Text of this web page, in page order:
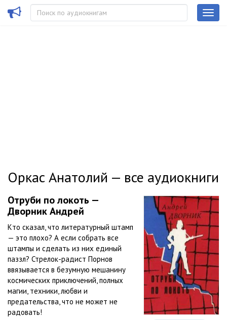
Оркас Анатолий — все аудиокниги
Отруби по локоть —
Дворник Андрей
Кто сказал, что литературный штамп
— это плохо? А если собрать все
штампы и сделать из них единый
паззл? Стрелок-радист Порнов
ввязывается в безумную мешанину
космических приключений, полных
магии, техники, любви и
предательства, что не может не
радовать!